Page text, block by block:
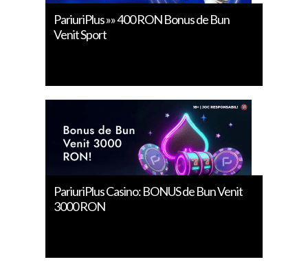
PariuriPlus »» 400 RON Bonus de Bun
Venit Sport
PariuriPlus Casino: BONUS de Bun Venit
3000 RON